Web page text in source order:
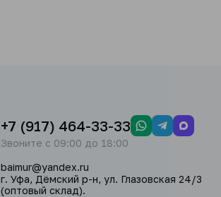
+7 (917) 464-33-33
Звоните с 09:00 до 18:00
baimur@yandex.ru
г. Уфа, Дёмский р-н, ул. Глазовская 24/3
(оптовый склад).